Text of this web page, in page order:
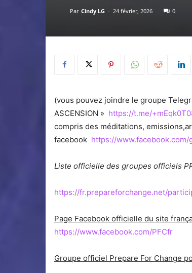
Par Cindy LG - 24 février, 2026 0
(vous pouvez joindre le groupe
ASCENSION » https://t.me/
compris des méditations,
facebook https://
Liste officielle des groupes officiels
https://fr.prepareforchange.net/
Page Facebook officielle du site
https://www.facebook.com/PFCfr
Groupe officiel Prepare For Change